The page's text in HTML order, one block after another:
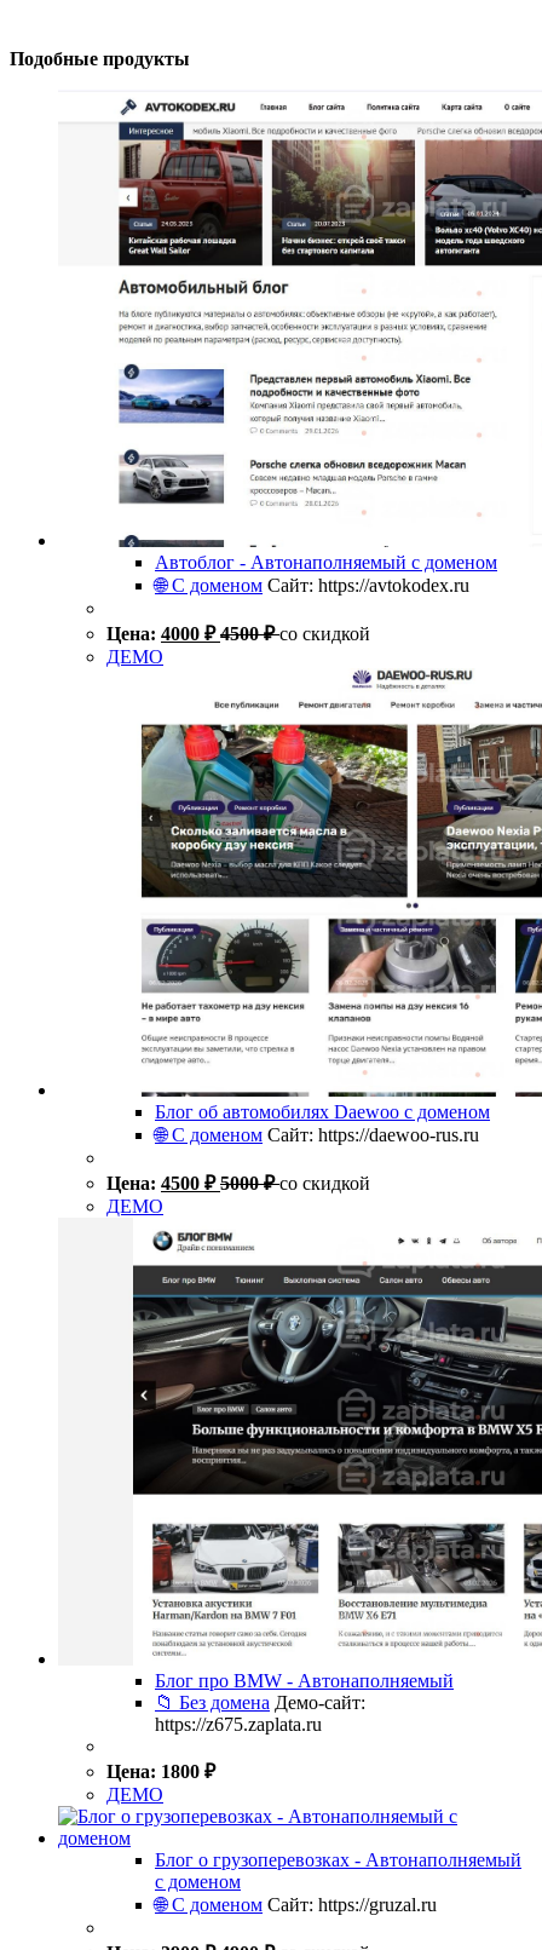
Подобные продукты
Автоблог - Автонаполняемый с доменом
🌐 С доменом Сайт: https://avtokodex.ru
Цена: 4000 ₽ 4500₽ со скидкой
ДЕМО
Блог об автомобилях Daewoo с доменом
🌐 С доменом Сайт: https://daewoo-rus.ru
Цена: 4500 ₽ 5000₽ со скидкой
ДЕМО
Блог про BMW - Автонаполняемый
📁 Без домена Демо-сайт:
https://z675.zaplata.ru
Цена: 1800 ₽
ДЕМО
Блог о грузоперевозках - Автонаполняемый
с доменом
🌐 С доменом Сайт: https://gruzal.ru